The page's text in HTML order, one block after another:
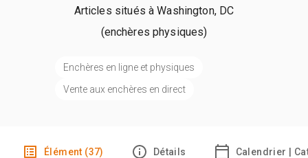
Articles situés à Washington, DC
(enchères physiques)
Enchères en ligne et physiques
Vente aux enchères en direct
Élément (37) Détails Calendrier |